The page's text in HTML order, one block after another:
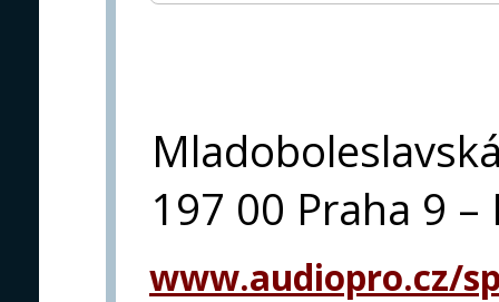
197 00 Praha 9 –
www.audiopro.cz/